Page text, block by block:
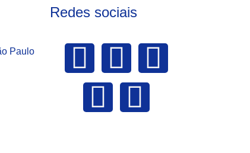
Paulo
Redes sociais